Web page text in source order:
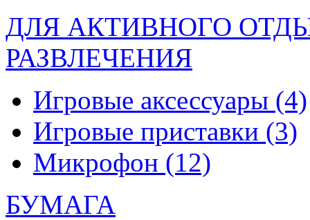
ДЛЯ АКТИВНОГО
РАЗВЛЕЧЕНИЯ
Игровые аксессуары (4)
Игровые приставки (3)
Микрофон (12)
БУМАГА